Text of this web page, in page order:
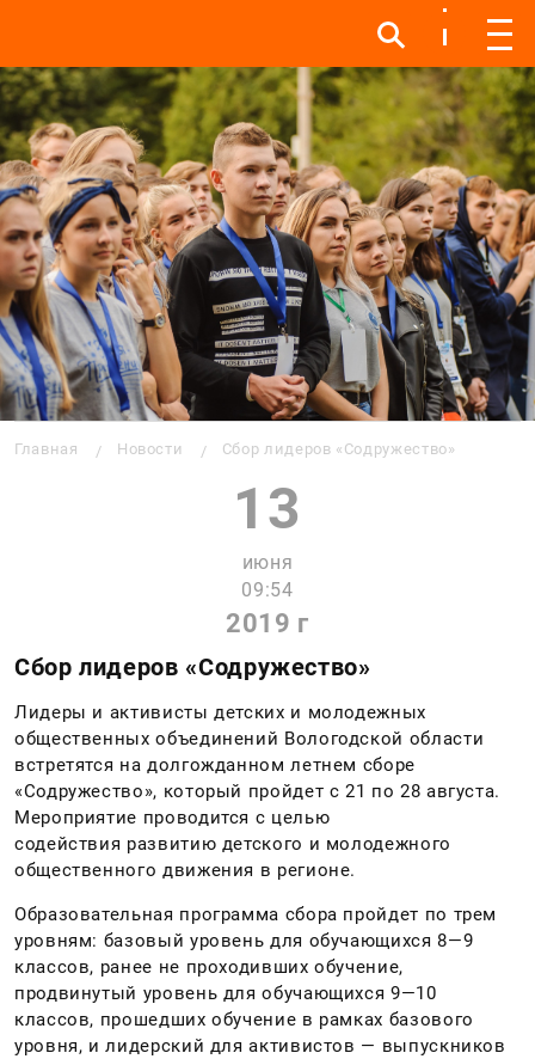
Инфо Инфо Меню
Главная Новости Сбор лидеров «Содружество»
13
июня
09:54
2019 г
Сбор лидеров «Содружество»
Лидеры и активисты детских и молодежных
общественных объединений Вологодской области
встретятся на долгожданном летнем сборе
«Содружество», который пройдет с 21 по 28 августа.
Мероприятие проводится с целью
содействия развитию детского и молодежного
общественного движения в регионе.
Образовательная программа сбора пройдет по трем
уровням: базовый уровень для обучающихся 8—9
классов, ранее не проходивших обучение,
продвинутый уровень для обучающихся 9—10
классов, прошедших обучение в рамках базового
уровня, и лидерский для активистов — выпускников